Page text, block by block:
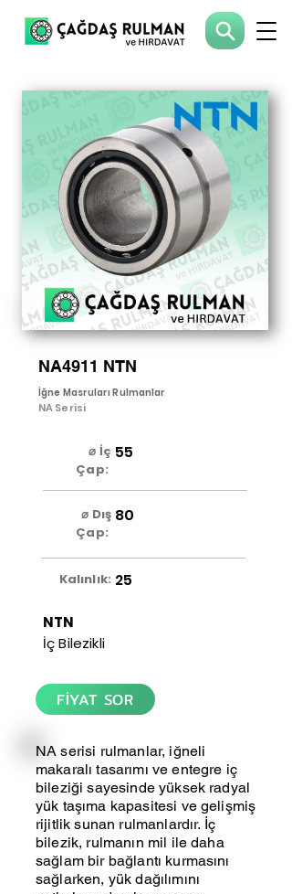
NA4911 NTN
İğne Masruları Rulmanlar
NA Serisi
⌀ İç
Çap:
55
⌀ Dış
Çap:
80
Kalınlık: 25
NTN
İç Bilezikli
FİYAT SOR
NA serisi rulmanlar, iğneli
makaralı tasarımı ve entegre iç
bileziği sayesinde yüksek radyal
yük taşıma kapasitesi ve gelişmiş
rijitlik sunan rulmanlardır. İç
bilezik, rulmanın mil ile daha
sağlam bir bağlantı kurmasını
sağlarken, yük dağılımını